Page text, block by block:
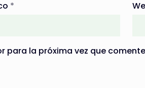
*
para la próxima vez que